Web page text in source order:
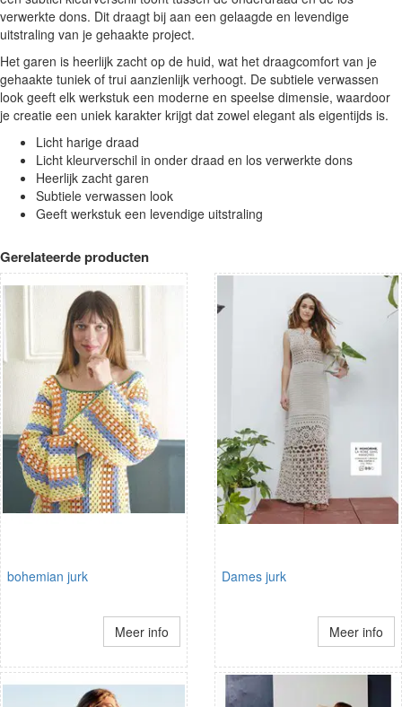
verwerkte dons. Dit draagt bij aan een gelaagde en levendige
uitstraling van je gehaakte project.
Het garen is heerlijk zacht op de huid, wat het draagcomfort van je
gehaakte tuniek of trui aanzienlijk verhoogt. De subtiele verwassen
look geeft elk werkstuk een moderne en speelse dimensie, waardoor
je creatie een uniek karakter krijgt dat zowel elegant als eigentijds is.
Licht harige draad
Licht kleurverschil in onder draad en los verwerkte dons
Heerlijk zacht garen
Subtiele verwassen look
Geeft werkstuk een levendige uitstraling
Gerelateerde producten
bohemian jurk
Meer info
Dames jurk
Meer info